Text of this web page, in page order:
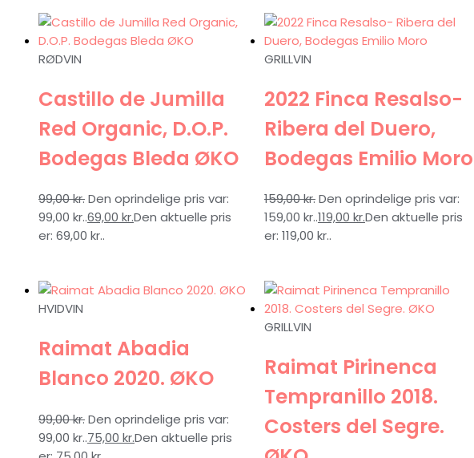
RØDVIN
Castillo de Jumilla
Red Organic, D.O.P.
Bodegas Bleda ØKO
99,00kr.Den oprindelige pris var:
99,00 kr..69,00 kr.Den aktuelle pris
er: 69,00 kr..
GRILLVIN
2022 Finca Resalso-
Ribera del Duero,
Bodegas Emilio Moro
159,00kr.Den oprindelige pris var:
159,00 kr..119,00 kr.Den aktuelle pris
er: 119,00 kr..
HVIDVIN
Raimat Abadia
Blanco 2020. ØKO
99,00kr.Den oprindelige pris var:
99,00 kr..75,00 kr.Den aktuelle pris
GRILLVIN
Raimat Pirinenca
Tempranillo 2018.
Costers del Segre.